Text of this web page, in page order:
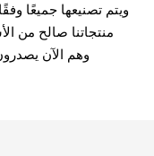
ويتم تصنيعها جميعًا وفقًا
منتجاتنا صالح من
وهم الآن يصدرون على